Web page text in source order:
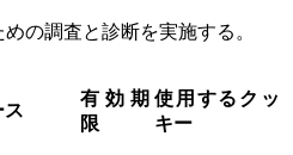
の調査と診断を実施する。
ス
有効期
限
使用するクッ
キー